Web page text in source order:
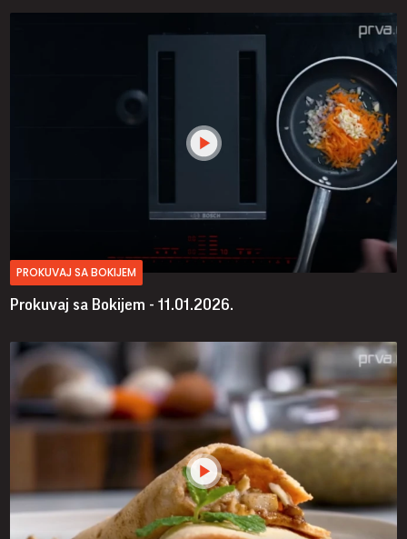
PROKUVAJ SA BOKIJEM
Prokuvaj sa Bokijem - 11.01.2026.